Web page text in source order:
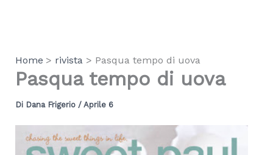
Home
rivista Pasqua tempo di uova
Pasqua tempo di uova
Di Dana Frigerio / Aprile 6